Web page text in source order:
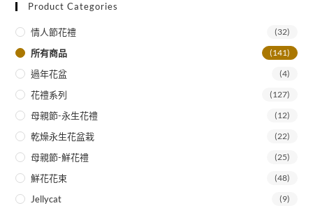
Product Categories
情人節花禮 (32)
所有商品 (141)
過年花盆 (4)
花禮系列 (127)
母親節-永生花禮 (12)
乾燥永生花盆栽 (22)
母親節-鮮花禮 (25)
鮮花花束 (48)
Jellycat (9)